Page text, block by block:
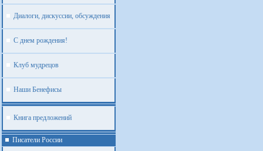
Диалоги, дискуссии, обсуждения
С днем рождения!
Клуб мудрецов
Наши Бенефисы
Книга предложений
Писатели России